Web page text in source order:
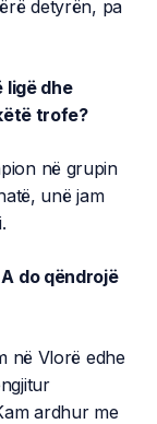
detyrën, pa
ligë dhe
trofe?
në grupin
unë jam
do qëndrojë
në Vlorë edhe
ardhur me